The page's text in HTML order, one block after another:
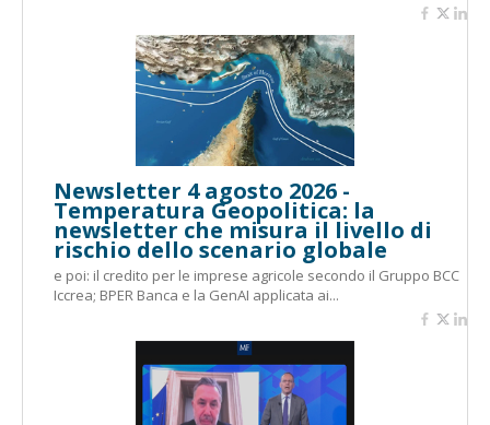
Newsletter 4 agosto 2026 -
Temperatura Geopolitica: la
newsletter che misura il livello di
rischio dello scenario globale
e poi: il credito per le imprese agricole secondo il Gruppo BCC
Iccrea; BPER Banca e la GenAI applicata ai...